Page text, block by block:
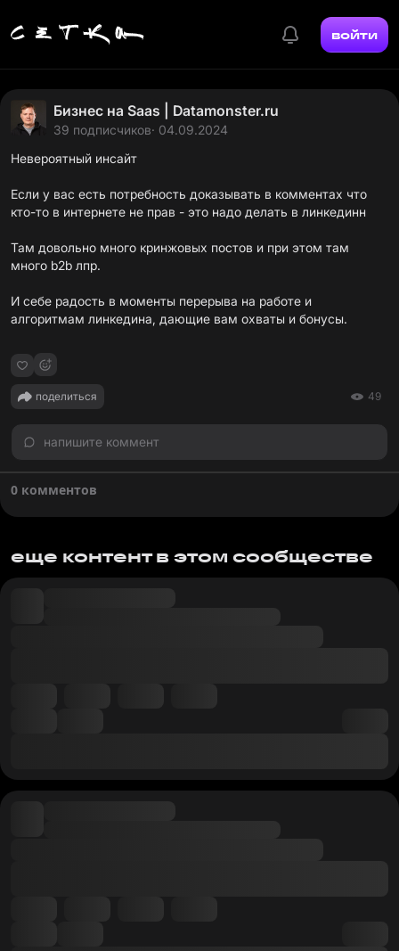
войти
Бизнес на Saas | Datamonster.ru
39 подписчиков· 04.09.2024
Невероятный инсайт
Если у вас есть потребность доказывать в комментах что
кто-то в интернете не прав - это надо делать в линкединн
Там довольно много кринжовых постов и при этом там
много b2b лпр.
И себе радость в моменты перерыва на работе и
алгоритмам линкедина, дающие вам охваты и бонусы.
поделиться 49
напишите коммент
0 комментов
еще контент в этом сообществе